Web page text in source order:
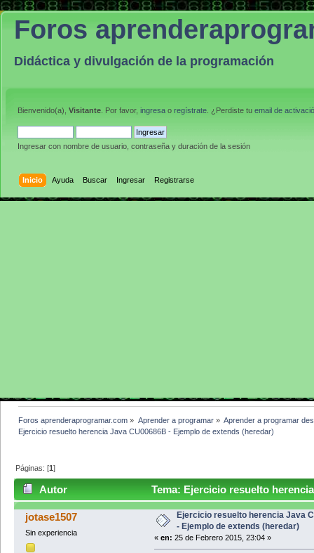
Foros
Didáctica y divulgación de la programación
Bienvenido(a), Visitante . Por favor, ingresa o regístrate . ¿Perdiste tu email de
Ingresar con nombre de usuario, contraseña y duración de la sesión
Inicio Ayuda Buscar Ingresar Registrarse
Foros aprenderaprogramar.com » Aprender a programar» Aprender a programar
Ejercicio resuelto herencia Java CU00686B - Ejemplo de extends (heredar)
Páginas: [1]
Autor
Tema: Ejercicio resuelto
(Leído 7544 veces)
jotase1507
Sin experiencia
Ejercicio resuelto herencia Java
- Ejemplo de extends (heredar)
« en: 25 de Febrero 2015, 23:04 »